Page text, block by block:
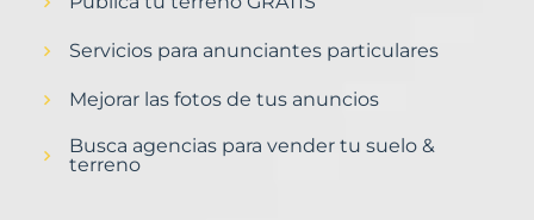
Servicios para anunciantes particulares
Mejorar las fotos de tus anuncios
Busca agencias para vender tu suelo &
terreno